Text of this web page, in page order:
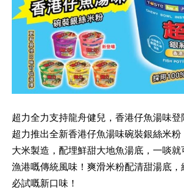
超力全力支持龍舟健兒，香港仔魚湯味登
超力推出全新香港仔魚湯味碗裝銀絲米
大米製造，配埋鮮甜大地魚湯底，一啖
漁港嘅傳統風味！爽滑米粉配清甜湯底
必試嘅新口味！